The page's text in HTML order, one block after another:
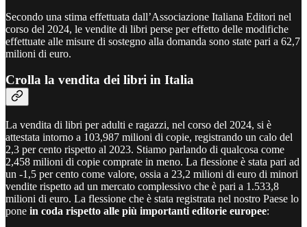
Secondo una stima effettuata dall’Associazione Italiana Editori nel
corso del 2024, le vendite di libri perse per effetto delle modifiche
effettuate alle misure di sostegno alla domanda sono state pari a 62,7
milioni di euro.
Crolla la vendita dei libri in Italia
La vendita di libri per adulti e ragazzi, nel corso del 2024, si è
attestata intorno a 103,987 milioni di copie, registrando un calo del
2,3 per cento rispetto al 2023. Stiamo parlando di qualcosa come
2,458 milioni di copie comprate in meno. La flessione è stata pari ad
un -1,5 per cento come valore, ossia a 23,2 milioni di euro di minori
vendite rispetto ad un mercato complessivo che è pari a 1.533,8
milioni di euro. La flessione che è stata registrata nel nostro Paese lo
pone in coda rispetto alle più importanti editorie europee: